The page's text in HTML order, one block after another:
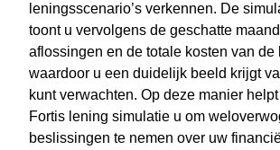
leningsscenario’s verkennen. De
toont u vervolgens de geschatte
aflossingen en de totale kosten van de
waardoor u een duidelijk beeld krijgt
kunt verwachten. Op deze manier
Fortis lening simulatie u om
beslissingen te nemen over uw